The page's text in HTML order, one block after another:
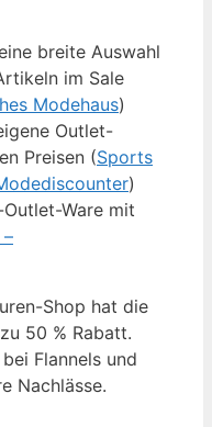
breite Auswahl
im Sale
Modehaus)
Outlet-
Preisen (Sports
)
Ware mit
Shop hat die
50 % Rabatt.
Flannels und
Nachlässe.